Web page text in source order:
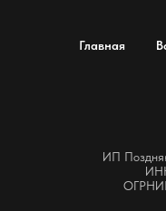
Главная
ИП